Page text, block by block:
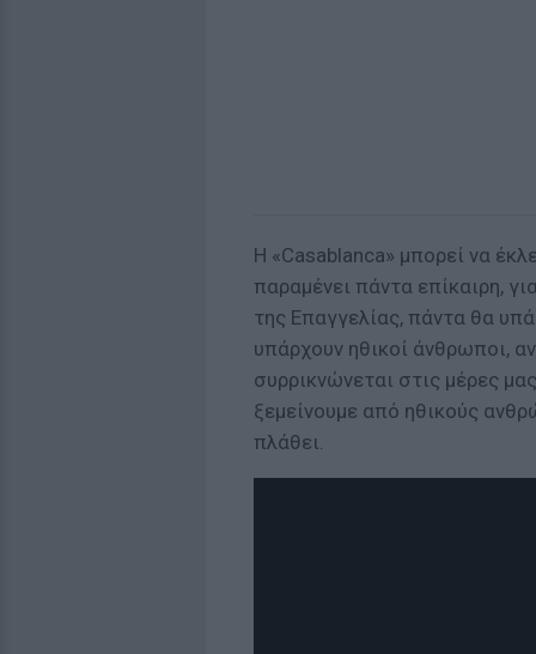
Η «Casablanca» μπορεί να
παραμένει πάντα επίκαιρη,
της Επαγγελίας, πάντα θα
υπάρχουν ηθικοί άνθρωποι,
συρρικνώνεται στις μέρες
ξεμείνουμε από ηθικούς
πλάθει.